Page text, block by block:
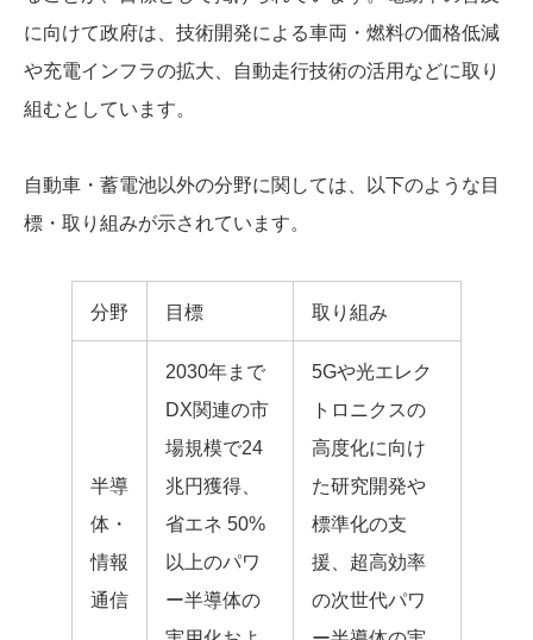
に向けて政府は、技術開発による車両・燃料の価格低減
や充電インフラの拡大、自動走行技術の活用などに取り
組むとしています。
自動車・蓄電池以外の分野に関しては、以下のような目
標・取り組みが示されています。
分野 目標 取り組み
半導
体・
情報
通信
2030年まで
DX関連の市
場規模で24
兆円獲得、
省エネ 50%
以上のパワ
ー半導体の
5Gや光エレク
トロニクスの
高度化に向け
た研究開発や
標準化の支
援、超高効率
の次世代パワ